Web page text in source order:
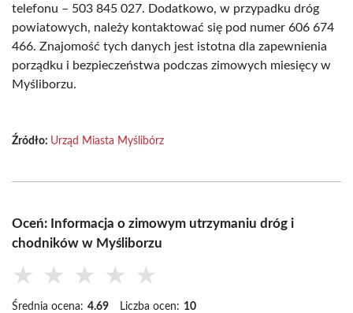
telefonu – 503 845 027. Dodatkowo, w przypadku dróg
powiatowych, należy kontaktować się pod numer 606 674
466. Znajomość tych danych jest istotna dla zapewnienia
porządku i bezpieczeństwa podczas zimowych miesięcy w
Myśliborzu.
Źródło: Urząd Miasta Myślibórz
Oceń: Informacja o zimowym utrzymaniu dróg i
chodników w Myśliborzu
★ ★ ★ ★ ★
Średnia ocena: 4.69 Liczba ocen: 10